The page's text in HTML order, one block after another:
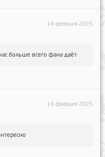
14 февраля 2025
больше всего фана даёт
14 февраля 2025